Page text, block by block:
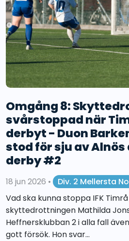
Omgång 8:
svårstoppad när
derbyt - Duon
stod för sju av
derby #2
18 jun 2026 •
Div. 2 Mellersta
Vad ska kunna stoppa IFK
skyttedrottningen Mathilda
Heffnersklubban 2 i alla fall
gott försök. Hon svar...